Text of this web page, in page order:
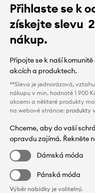
Přihlaste se k
získejte slevu
nákup.
Připojte se k naší
akcích a produktech.
**Sleva je jednorázová,
nákupu v min. hodnotě 1 900
akcemi a některé produkty
na webové stránce: produkty
Chceme, aby do vaší
opravdu zajímá. Řekněte
Dámská móda
Pánská móda
Výběr nabídky je volitelný.